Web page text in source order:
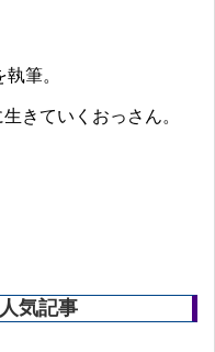
筆。
きていくおっさん。
気記事